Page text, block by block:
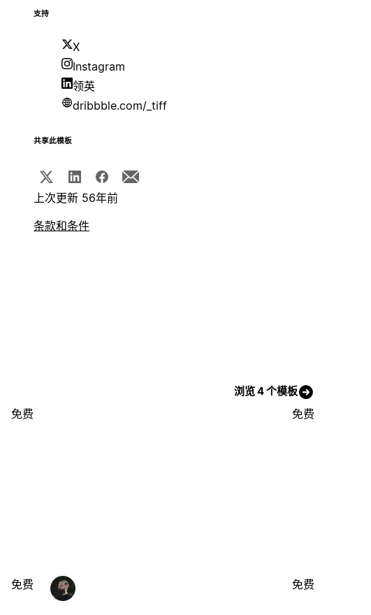
支持
X
Instagram
领英
dribbble.com/_tiff
共享此模板
上次更新 56年前
条款和条件
浏览 4 个模板
免费 免费
免费 免费